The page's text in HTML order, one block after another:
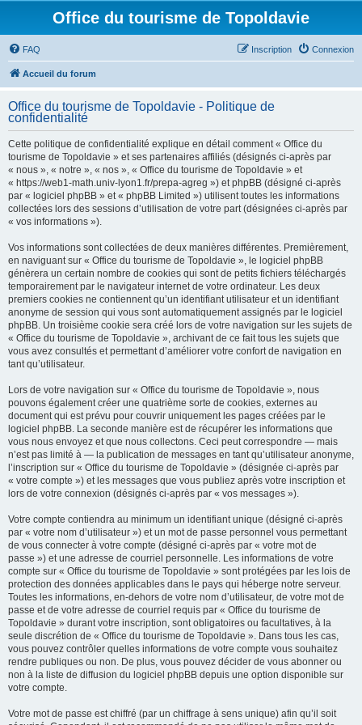
Office du tourisme de Topoldavie
FAQ Connexion
Inscription
Accueil du forum
Office du tourisme de Topoldavie - Politique de
confidentialité
Cette politique de confidentialité explique en détail comment « Office du
tourisme de Topoldavie » et ses partenaires affiliés (désignés ci-après par
« nous », « notre », « nos », « Office du tourisme de Topoldavie » et
« https://web1-math.univ-lyon1.fr/prepa-agreg ») et phpBB (désigné ci-après
par « logiciel phpBB » et « phpBB Limited ») utilisent toutes les informations
collectées lors des sessions d’utilisation de votre part (désignées ci-après par
« vos informations »).
Vos informations sont collectées de deux manières différentes. Premièrement,
en naviguant sur « Office du tourisme de Topoldavie », le logiciel phpBB
génèrera un certain nombre de cookies qui sont de petits fichiers téléchargés
temporairement par le navigateur internet de votre ordinateur. Les deux
premiers cookies ne contiennent qu’un identifiant utilisateur et un identifiant
anonyme de session qui vous sont automatiquement assignés par le logiciel
phpBB. Un troisième cookie sera créé lors de votre navigation sur les sujets de
« Office du tourisme de Topoldavie », archivant de ce fait tous les sujets que
vous avez consultés et permettant d’améliorer votre confort de navigation en
tant qu’utilisateur.
Lors de votre navigation sur « Office du tourisme de Topoldavie », nous
pouvons également créer une quatrième sorte de cookies, externes au
document qui est prévu pour couvrir uniquement les pages créées par le
logiciel phpBB. La seconde manière est de récupérer les informations que
vous nous envoyez et que nous collectons. Ceci peut correspondre — mais
n’est pas limité à — la publication de messages en tant qu’utilisateur anonyme,
l’inscription sur « Office du tourisme de Topoldavie » (désignée ci-après par
« votre compte ») et les messages que vous publiez après votre inscription et
lors de votre connexion (désignés ci-après par « vos messages »).
Votre compte contiendra au minimum un identifiant unique (désigné ci-après
par « votre nom d’utilisateur ») et un mot de passe personnel vous permettant
de vous connecter à votre compte (désigné ci-après par « votre mot de
passe ») et une adresse de courriel personnelle. Les informations de votre
compte sur « Office du tourisme de Topoldavie » sont protégées par les lois de
protection des données applicables dans le pays qui héberge notre serveur.
Toutes les informations, en-dehors de votre nom d’utilisateur, de votre mot de
passe et de votre adresse de courriel requis par « Office du tourisme de
Topoldavie » durant votre inscription, sont obligatoires ou facultatives, à la
seule discrétion de « Office du tourisme de Topoldavie ». Dans tous les cas,
vous pouvez contrôler quelles informations de votre compte vous souhaitez
rendre publiques ou non. De plus, vous pouvez décider de vous abonner ou
non à la liste de diffusion du logiciel phpBB depuis une option disponible sur
votre compte.
Votre mot de passe est chiffré (par un chiffrage à sens unique) afin qu’il soit